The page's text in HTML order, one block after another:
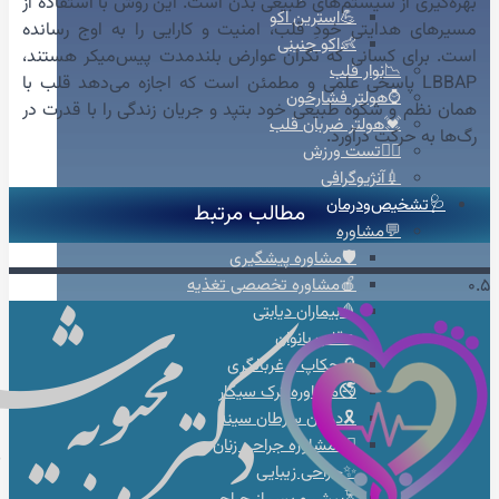
💪استرین اکو
👶اکو جنینی
📉نوار قلب
⌚هولتر فشارخون
💓هولتر ضربان قلب
🚴‍♀️تست ورزش
💉آنژیوگرافی
🩺تشخیص‌ودرمان
💬مشاوره
🛡️مشاوره پیشگیری
🍎مشاوره تخصصی تغذیه
🩸بیماران دیابتی
♀️قلب بانوان
🔎چکاپ و غربالگری
🚭مشاوره ترک سیگار
🎗️درمان سرطان سینه
👩‍⚕️مشاوره جراحی زنان
✨جراحی زیبایی
مسیرهای هدایتی خودِ قلب، امنیت و کارایی را به اوج رسانده
است. برای کسانی که نگران عوارض بلندمدت پیس‌میکر هستند،
LBBAP پاسخی علمی و مطمئن است که اجازه می‌دهد قلب با
همان نظم و شکوه طبیعی خود بتپد و جریان زندگی را با قدرت در
رگ‌ها به حرکت درآورد.
مطالب مرتبط